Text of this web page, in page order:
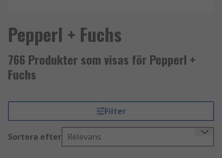
Pepperl + Fuchs
766 Produkter som visas för Pepperl +
Fuchs
Filter
Sortera efter Relevans